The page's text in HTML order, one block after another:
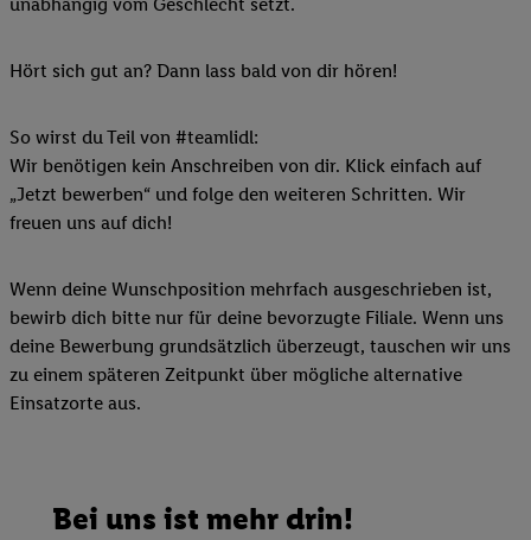
Hört sich gut an? Dann lass bald von dir hören!
So wirst du Teil von #teamlidl:
Wir benötigen kein Anschreiben von dir. Klick einfach auf
„Jetzt bewerben“ und folge den weiteren Schritten. Wir
freuen uns auf dich!
Wenn deine Wunschposition mehrfach ausgeschrieben ist,
bewirb dich bitte nur für deine bevorzugte Filiale. Wenn uns
deine Bewerbung grundsätzlich überzeugt, tauschen wir uns
zu einem späteren Zeitpunkt über mögliche alternative
Einsatzorte aus.
Bei uns ist mehr drin!